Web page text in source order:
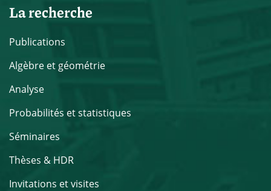
La recherche
Publications
Algèbre et géométrie
Analyse
Probabilités et statistiques
Séminaires
Thèses & HDR
Invitations et visites